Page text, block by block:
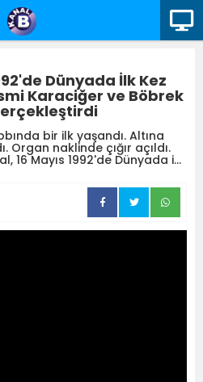
Dünyada İlk Kez
Karaciğer ve Böbrek
bir ilk yaşandı. Altına
Organ naklinde çığır açıldı.
16 Mayıs 1992'de Dünyada i...